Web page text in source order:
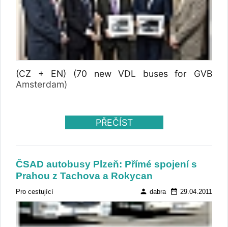
(CZ + EN) (70 new VDL buses for GVB
Amsterdam)
PŘEČÍST
ČSAD autobusy Plzeň: Přímé spojení s
Prahou z Tachova a Rokycan
Pro cestující person dabra date_range 29.04.2011